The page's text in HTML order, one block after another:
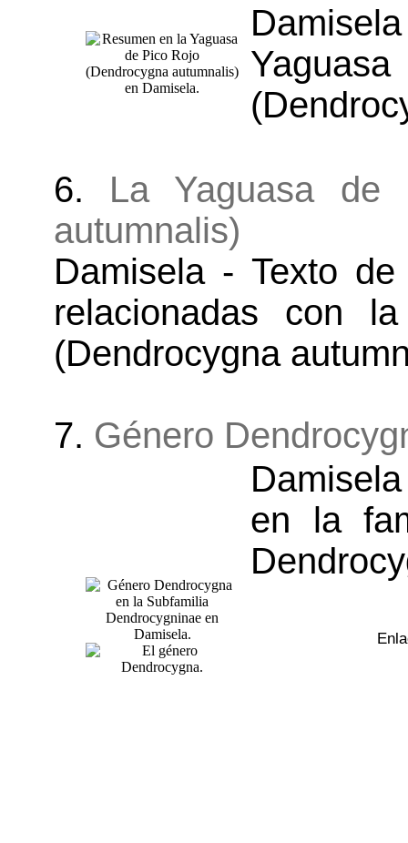
6. La Yaguasa de
autumnalis)
Damisela - Texto
relacionadas con
(Dendrocygna
7. Género
en la